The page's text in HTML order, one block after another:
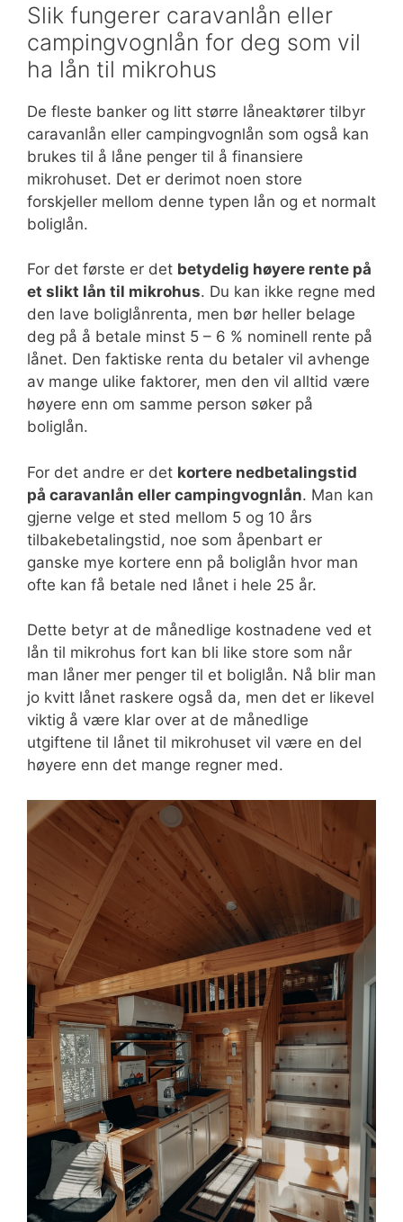
Slik fungerer caravanlån eller
campingvognlån for deg som vil
ha lån til mikrohus
De fleste banker og litt større låneaktører tilbyr
caravanlån eller campingvognlån som også kan
brukes til å låne penger til å finansiere
mikrohuset. Det er derimot noen store
forskjeller mellom denne typen lån og et normalt
boliglån.
For det første er det betydelig høyere rente på
et slikt lån til mikrohus. Du kan ikke regne med
den lave boliglånrenta, men bør heller belage
deg på å betale minst 5 – 6 % nominell rente på
lånet. Den faktiske renta du betaler vil avhenge
av mange ulike faktorer, men den vil alltid være
høyere enn om samme person søker på
boliglån.
For det andre er det kortere nedbetalingstid
på caravanlån eller campingvognlån. Man kan
gjerne velge et sted mellom 5 og 10 års
tilbakebetalingstid, noe som åpenbart er
ganske mye kortere enn på boliglån hvor man
ofte kan få betale ned lånet i hele 25 år.
Dette betyr at de månedlige kostnadene ved et
lån til mikrohus fort kan bli like store som når
man låner mer penger til et boliglån. Nå blir man
jo kvitt lånet raskere også da, men det er likevel
viktig å være klar over at de månedlige
utgiftene til lånet til mikrohuset vil være en del
høyere enn det mange regner med.